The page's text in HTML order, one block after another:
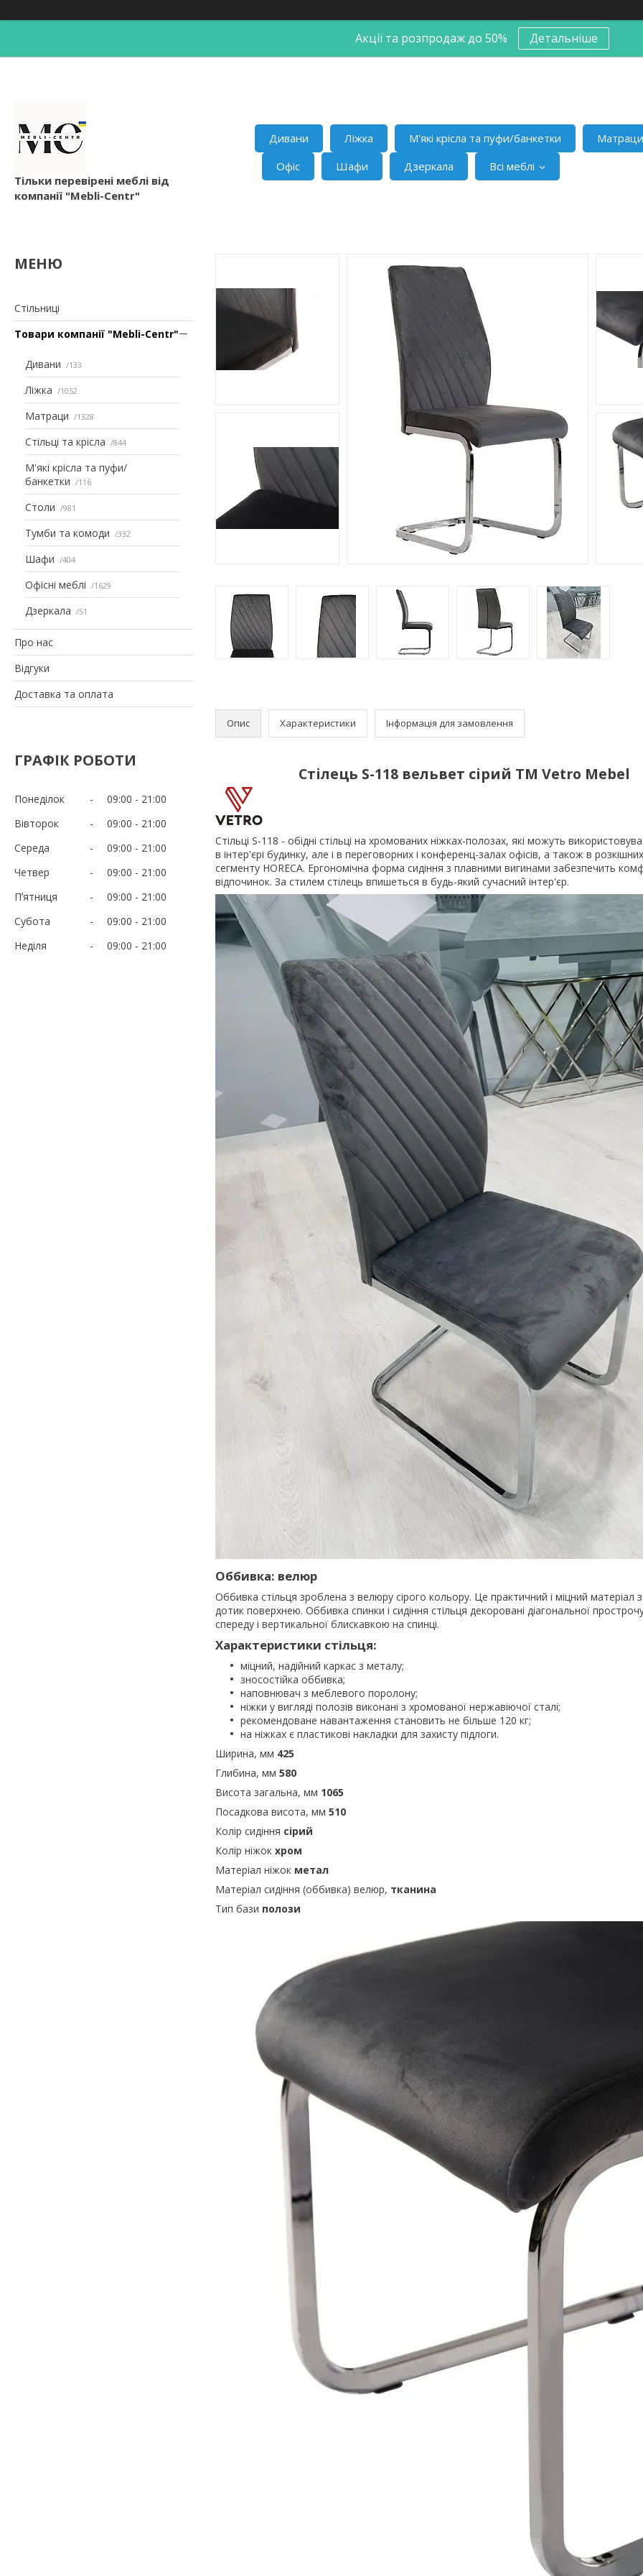
Акції та розпродаж до 50% Детальніше
Тільки перевірені меблі від
компанії "Mebli-Centr"
Дивани Ліжка М'які крісла та пуфи/банкетки Матраци
Офіс
Шафи Дзеркала Всі меблі
Стільниці
Товари компанії "Mebli-Centr"
Дивани 133
Ліжка 1052
Матраци 1328
Стільці та крісла 844
М'які крісла та пуфи/
банкетки
116
Столи 981
Тумби та комоди 332
Шафи 404
Офісні меблі 1629
Дзеркала 51
Про нас
Відгуки
Доставка та оплата
ГРАФІК РОБОТИ
Понеділок 09:00
21:00
Вівторок
09:00
21:00
Середа
09:00
21:00
Четвер
09:00
21:00
Пʼятниця
09:00
21:00
Субота
09:00
21:00
Неділя
09:00 21:00
Опис Характеристики Інформація для замовлення
Стілець S-118 вельвет сірий TM Vetro Mebel
Стільці S-118 - обідні стільці на хромованих ніжках-полозах, які можуть
в інтер'єрі будинку, але і в переговорних і конференц-залах офісів, а також в
сегменту HORECA. Ергономічна форма сидіння з плавними вигинами забезпечить
відпочинок. За стилем стілець впишеться в будь-який сучасний інтер'єр.
Оббивка: велюр
Оббивка стільця зроблена з велюру сірого кольору. Це практичний і міцний матеріал
дотик поверхнею. Оббивка спинки і сидіння стільця декоровані діагональної
спереду і вертикальної блискавкою на спинці.
Характеристики стільця:
міцний, надійний каркас з металу;
зносостійка оббивка;
наповнювач з меблевого поролону;
ніжки у вигляді полозів виконані з хромованої нержавіючої сталі;
рекомендоване навантаження становить не більше 120 кг;
на ніжках є пластикові накладки для захисту підлоги.
Ширина, мм 425
Глибина, мм 580
Висота загальна, мм 1065
Посадкова висота, мм 510
Колір сидіння сірий
Колір ніжок хром
Матеріал ніжок метал
Матеріал сидіння (оббивка) велюр, тканина
Тип бази полози